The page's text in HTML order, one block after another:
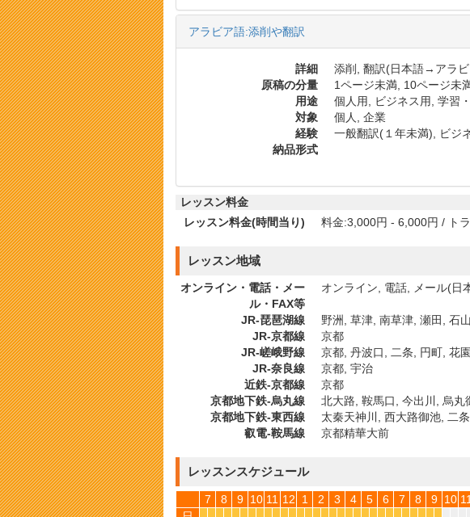
アラビア語:添削や翻訳
詳細
添削, 翻訳(日本語→アラ
原稿の分量
1ページ未満, 10ページ未
用途
個人用, ビジネス用, 学習
対象
個人, 企業
経験
一般翻訳(１年未満), ビジ
納品形式
レッスン料金
レッスン料金(時間当り)
料金:3,000円 - 6,000円 / ト
レッスン地域
オンライン・電話・メー
ル・FAX等
オンライン, 電話, メール(日
JR-琵琶湖線
野洲, 草津, 南草津, 瀬田, 石
JR-京都線
京都
JR-嵯峨野線
京都, 丹波口, 二条, 円町, 花
JR-奈良線
京都, 宇治
近鉄-京都線
京都
京都地下鉄-烏丸線
北大路, 鞍馬口, 今出川, 烏
京都地下鉄-東西線
太秦天神川, 西大路御池, 二
叡電-鞍馬線
京都精華大前
レッスンスケジュール
7 8 9 10 11 12 1 2 3 4 5 6 7 8 9 10 11